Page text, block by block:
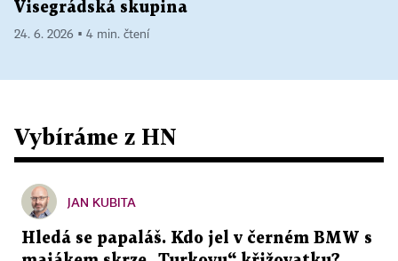
Visegrádská skupina
24. 6. 2026 ▪ 4 min. čtení
Vybíráme z HN
JAN KUBITA
Hledá se papaláš. Kdo jel v černém BMW s